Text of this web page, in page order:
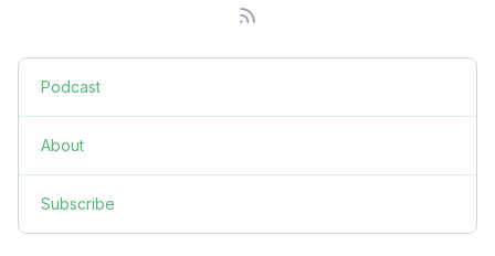
Podcast
About
Subscribe